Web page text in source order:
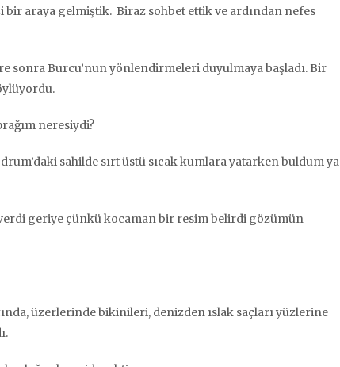
araya gelmiştik. Biraz sohbet ettik ve ardından nefes
sonra Burcu’nun yönlendirmeleri duyulmaya başladı. Bir
neresiydi?
sahilde sırt üstü sıcak kumlara yatarken buldum ya
geriye çünkü kocaman bir resim belirdi gözümün
üzerlerinde bikinileri, denizden ıslak saçları yüzlerine